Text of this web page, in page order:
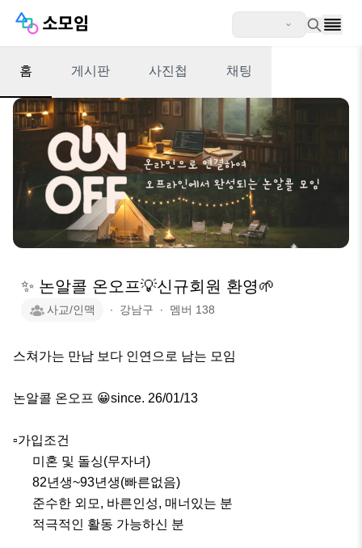
홈 게시판 사진첩 채팅
✨ 논알콜 온오프💡신규회원 환영🌱
사교/인맥 ∙ 강남구 ∙ 멤버 138
스쳐가는 만남 보다 인연으로 남는 모임
논알콜 온오프 😀since. 26/01/13
▫️가입조건